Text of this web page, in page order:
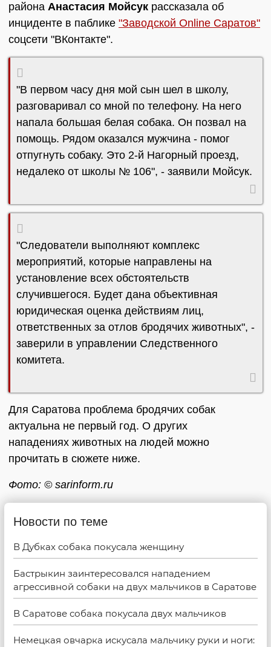
района Анастасия Мойсук рассказала об
инциденте в паблике "Заводской Online Саратов"
соцсети "ВКонтакте".
"В первом часу дня мой сын шел в школу,
разговаривал со мной по телефону. На него
напала большая белая собака. Он позвал на
помощь. Рядом оказался мужчина - помог
отпугнуть собаку. Это 2-й Нагорный проезд,
недалеко от школы № 106", - заявили Мойсук.
"Следователи выполняют комплекс
мероприятий, которые направлены на
установление всех обстоятельств
случившегося. Будет дана объективная
юридическая оценка действиям лиц,
ответственных за отлов бродячих животных", -
заверили в управлении Следственного
комитета.
Для Саратова проблема бродячих собак
актуальна не первый год. О других
нападениях животных на людей можно
прочитать в сюжете ниже.
Фото: © sarinform.ru
Новости по теме
В Дубках собака покусала женщину
Бастрыкин заинтересовался нападением
агрессивной собаки на двух мальчиков в Саратове
В Саратове собака покусала двух мальчиков
Немецкая овчарка искусала мальчику руки и ноги: